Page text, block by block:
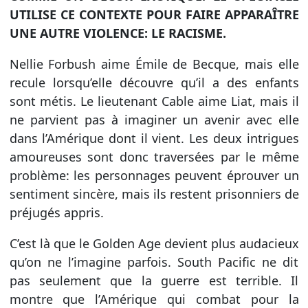
UTILISE CE CONTEXTE POUR FAIRE APPARAÎTRE
UNE AUTRE VIOLENCE: LE RACISME.
Nellie Forbush aime Émile de Becque, mais elle
recule lorsqu’elle découvre qu’il a des enfants
sont métis. Le lieutenant Cable aime Liat, mais il
ne parvient pas à imaginer un avenir avec elle
dans l’Amérique dont il vient. Les deux intrigues
amoureuses sont donc traversées par le même
problème: les personnages peuvent éprouver un
sentiment sincère, mais ils restent prisonniers de
préjugés appris.
C’est là que le Golden Age devient plus audacieux
qu’on ne l’imagine parfois. South Pacific ne dit
pas seulement que la guerre est terrible. Il
montre que l’Amérique qui combat pour la